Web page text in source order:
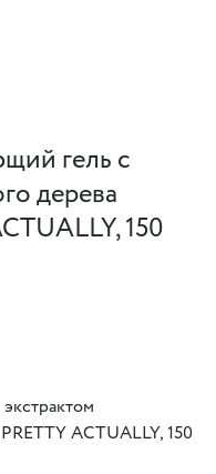
гель с
дерева
150
ACTUALLY, 150